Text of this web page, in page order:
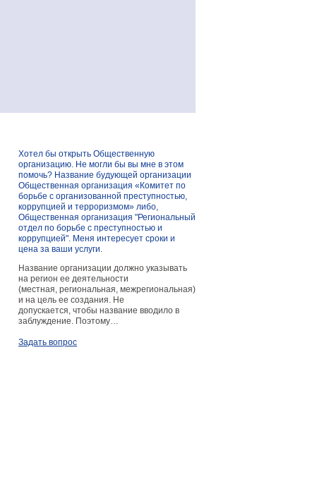
Хотел бы открыть Общественную
организацию. Не могли бы вы мне в этом
помочь? Название будующей организации
Общественная организация «Комитет по
борьбе с организованной преступностью,
коррупцией и терроризмом» либо,
Общественная организация "Региональный
отдел по борьбе с преступностью и
коррупцией". Меня интересует сроки и
цена за ваши услуги.
Название организации должно указывать
на регион ее деятельности
(местная, региональная, межрегиональная)
и на цель ее создания. Не
допускается, чтобы название вводило в
заблуждение. Поэтому…
Задать вопрос